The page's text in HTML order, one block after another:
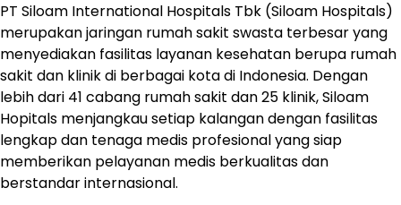
PT Siloam International Hospitals Tbk (Siloam Hospitals)
merupakan jaringan rumah sakit swasta terbesar yang
menyediakan fasilitas layanan kesehatan berupa rumah
sakit dan klinik di berbagai kota di Indonesia. Dengan
lebih dari 41 cabang rumah sakit dan 25 klinik, Siloam
Hopitals menjangkau setiap kalangan dengan fasilitas
lengkap dan tenaga medis profesional yang siap
memberikan pelayanan medis berkualitas dan
berstandar internasional.